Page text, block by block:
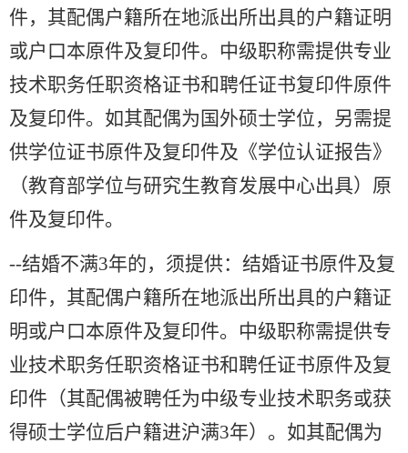
件，其配偶户籍所在地派出所出具的户籍证明
或户口本原件及复印件。中级职称需提供专业
技术职务任职资格证书和聘任证书复印件原件
及复印件。如其配偶为国外硕士学位，另需提
供学位证书原件及复印件及《学位认证报告》
（教育部学位与研究生教育发展中心出具）原
件及复印件。
--结婚不满3年的，须提供：结婚证书原件及复
印件，其配偶户籍所在地派出所出具的户籍证
明或户口本原件及复印件。中级职称需提供专
业技术职务任职资格证书和聘任证书原件及复
印件（其配偶被聘任为中级专业技术职务或获
得硕士学位后户籍进沪满3年）。如其配偶为